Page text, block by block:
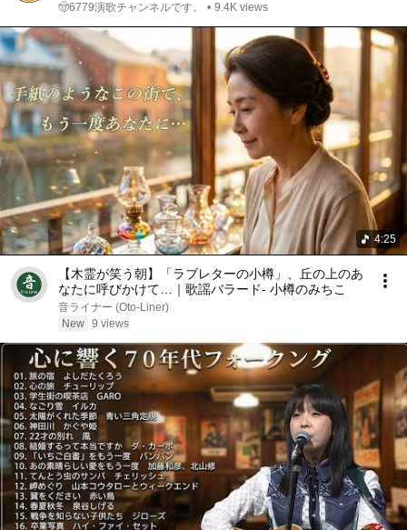
あいつかこいつか あっちかこっちか 優柔不断 Seem to
Cry
どいつもこいつも 決め手にかけてて 優柔不断 Seem to
Cry
終わりか続くか 座るか立つか 優柔不断 Seem to Cry
となりか向かいか 乙女かケモノか 優柔不断 Seem to
Cry
今 きめられない
弾数-タマカズ- 増やして BANG BANG BANG
防弾つきぬけ BANG BANG BANG
弾数-タマカズ- 増やして BANG BANG BANG
防弾つきぬけ BANG BANG BANG
その気にさせたら 遊びはここまで
そいつもワナなら もう少し遊ぼうか
🤠6779演歌チャンネルです。 • 9.4K views
4:25
【木霊が笑う朝】「ラブレターの小樽」、丘の上のあ
なたに呼びかけて…｜歌謡バラード- 小樽のみちこ
音ライナー (Oto-Liner)
New 9 views